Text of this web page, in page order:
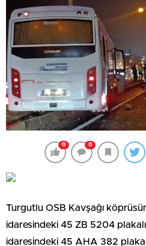
0 0
Turgutlu OSB Kavşağı
idaresindeki 45 ZB 5204
idaresindeki 45 AHA 382